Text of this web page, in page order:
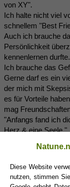
von XY".
Ich halte nicht viel
schnellem "Best
Auch ich brauche
Persönlichkeit
kennenlernen durfte.
Ich brauche das
Gerne darf es ein
der mich mit
es für Vorteile
mag
"Anfangs fand ich
Herz & eine Seele.".
Aber ACHTUNG :
Sachen künstlich
Coolness.. blabla.
Diese Website
nutzen, stimmen